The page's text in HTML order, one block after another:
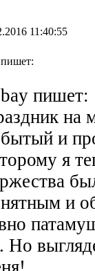
11:40:55
пишет:
на
и
я
и
Но